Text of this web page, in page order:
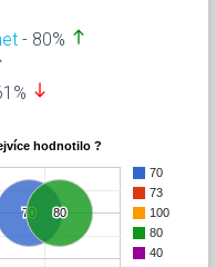
- 80% north
south
hodnotilo ?
70
73
100
80
40
70
70 80
80